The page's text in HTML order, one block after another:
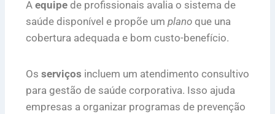
A equipe de profissionais avalia o sistema de
saúde disponível e propõe um plano que una
cobertura adequada e bom custo-benefício.
Os serviços incluem um atendimento consultivo
para gestão de saúde corporativa. Isso ajuda
empresas a organizar programas de prevenção